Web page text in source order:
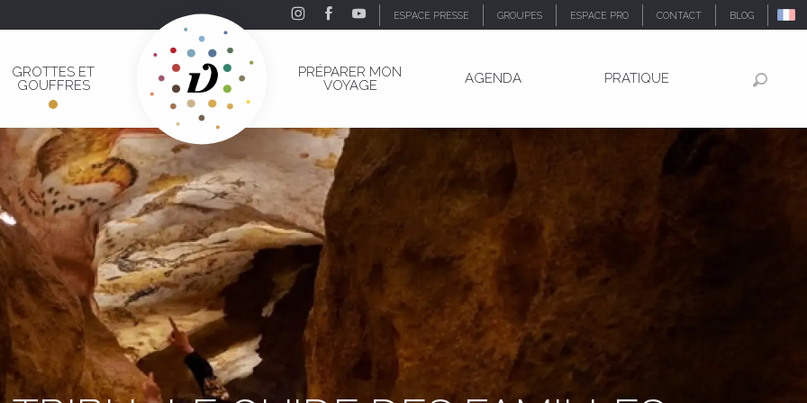
ESPACE PRESSE GROUPES ESPACE PRO CONTACT BLOG
GROTTES ET
GOUFFRES
PRÉPARER MON
VOYAGE
AGENDA PRATIQUE